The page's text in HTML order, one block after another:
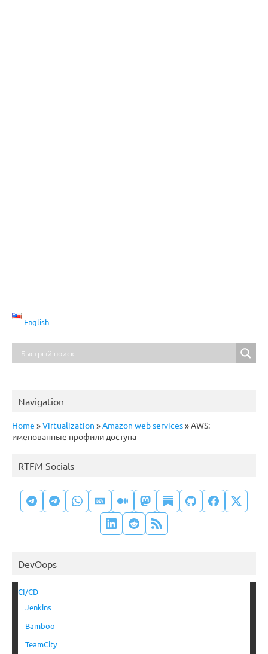
English
Navigation
Home »Virtualization »Amazon web services»AWS:
именованные профили доступа
RTFM Socials
DevOops
CI/CD
Jenkins
Bamboo
TeamCity